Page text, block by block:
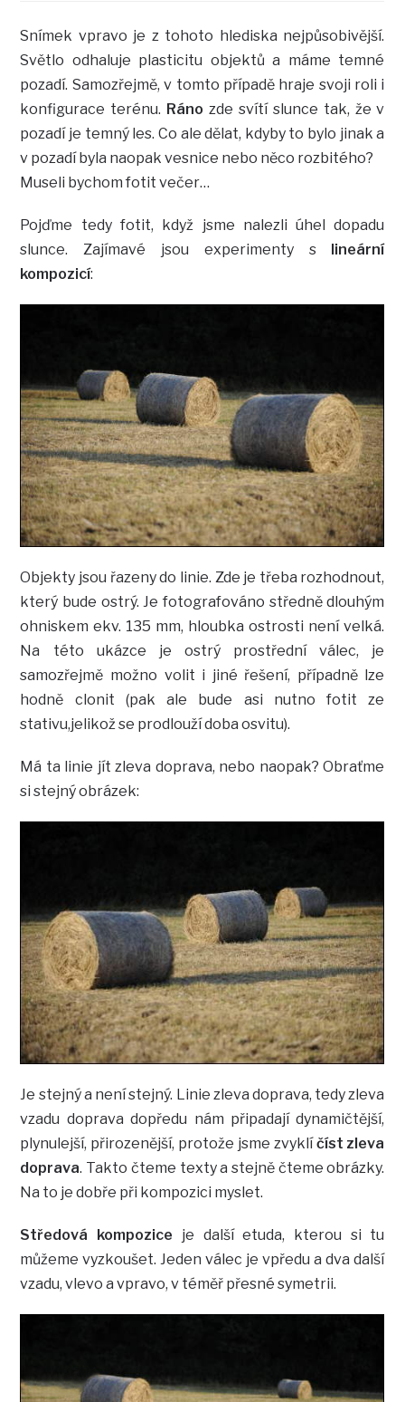
Snímek vpravo je z tohoto hlediska nejpůsobivější.
Světlo odhaluje plasticitu objektů a máme temné
pozadí. Samozřejmě, v tomto případě hraje svoji roli i
konfigurace terénu. Ráno zde svítí slunce tak, že v
pozadí je temný les. Co ale dělat, kdyby to bylo jinak a
v pozadí byla naopak vesnice nebo něco rozbitého?
Museli bychom fotit večer…
Pojďme tedy fotit, když jsme nalezli úhel dopadu
slunce. Zajímavé jsou experimenty s lineární
kompozicí:
Objekty jsou řazeny do linie. Zde je třeba rozhodnout,
který bude ostrý. Je fotografováno středně dlouhým
ohniskem ekv. 135 mm, hloubka ostrosti není velká.
Na této ukázce je ostrý prostřední válec, je
samozřejmě možno volit i jiné řešení, případně lze
hodně clonit (pak ale bude asi nutno fotit ze
stativu,jelikož se prodlouží doba osvitu).
Má ta linie jít zleva doprava, nebo naopak? Obraťme
si stejný obrázek:
Je stejný a není stejný. Linie zleva doprava, tedy zleva
vzadu doprava dopředu nám připadají dynamičtější,
plynulejší, přirozenější, protože jsme zvyklíčíst zleva
doprava. Takto čteme texty a stejně čteme obrázky.
Na to je dobře při kompozici myslet.
Středová kompozice je další etuda, kterou si tu
můžeme vyzkoušet. Jeden válec je vpředu a dva další
vzadu, vlevo a vpravo, v téměř přesné symetrii.